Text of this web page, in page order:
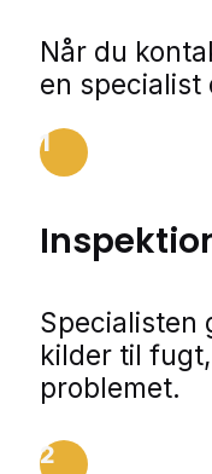
Når du
en
1
Specialisten
kilder til
problemet.
2